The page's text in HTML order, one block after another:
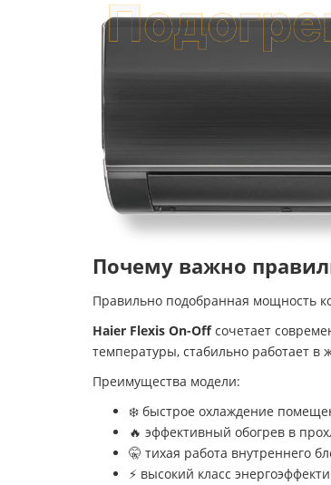
Почему важно
Правильно подобранная мощность
Haier Flexis On-Offсочетает
температуры, стабильно работает в
Преимущества модели:
❄️ быстрое охлаждение
🔥 эффективный обогрев в
🤫 тихая работа внутреннего
⚡ высокий класс